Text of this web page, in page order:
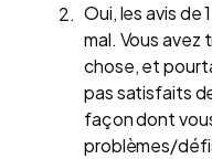
Oui, les avis de
mal. Vous avez
chose, et
pas satisfaits
façon dont
problèmes/